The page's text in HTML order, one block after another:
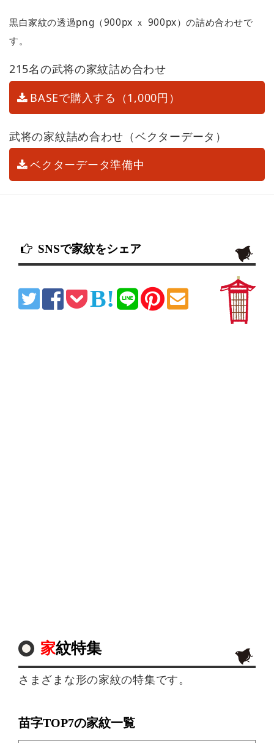
黒白家紋の透過png（900px ｘ 900px）の詰め合わせで
す。
215名の武将の家紋詰め合わせ
BASEで購入する（1,000円）
武将の家紋詰め合わせ（ベクターデータ）
ベクターデータ準備中
SNSで家紋をシェア
家紋特集
さまざまな形の家紋の特集です。
苗字TOP7の家紋一覧